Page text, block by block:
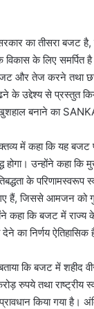
का तीसरा बजट
के लिए समर्पित
और तेज करने तथा
के उद्देश्य से प्रस्तुत
बनाने का
में कहा कि यह
होगा। उन्होंने कहा
के परिणामस्वरूप
हैं, जिससे आमजन को
कहा कि बजट में राज्य
का निर्णय ऐतिहासिक
कि बजट में शहीद
रुपये तथा राष्ट्रीय
किया गया है।